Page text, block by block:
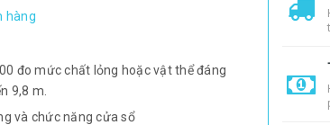
hàng
đo mức chất lỏng hoặc vật thể đáng
9,8 m.
và chức năng cửa sổ